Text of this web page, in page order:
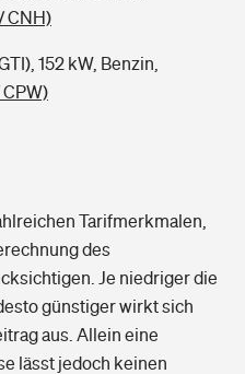
CNH)
152 kW, Benzin,
Tarifmerkmalen,
des
Je niedriger die
günstiger wirkt sich
aus. Allein eine
lässt jedoch keinen